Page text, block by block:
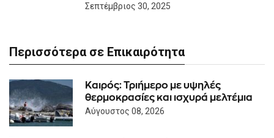
Σεπτέμβριος 30, 2025
Περισσότερα σε Επικαιρότητα
Καιρός: Τριήμερο με υψηλές
θερμοκρασίες και ισχυρά μελτέμια
Αύγουστος 08, 2026